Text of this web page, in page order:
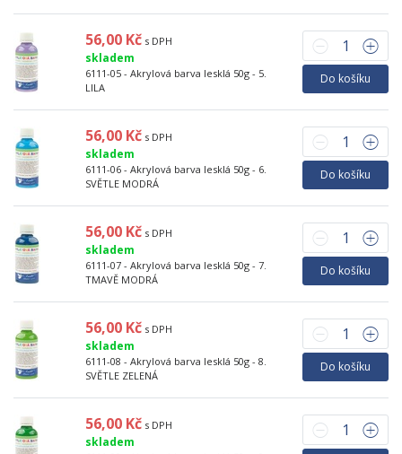
56,00 Kč s DPH
skladem
6111-05 - Akrylová barva lesklá 50g - 5.
LILA
Do košíku
56,00 Kč s DPH
skladem
6111-06 - Akrylová barva lesklá 50g - 6.
SVĚTLE MODRÁ
Do košíku
56,00 Kč s DPH
skladem
6111-07 - Akrylová barva lesklá 50g - 7.
TMAVĚ MODRÁ
Do košíku
56,00 Kč s DPH
skladem
6111-08 - Akrylová barva lesklá 50g - 8.
SVĚTLE ZELENÁ
Do košíku
56,00 Kč s DPH
skladem